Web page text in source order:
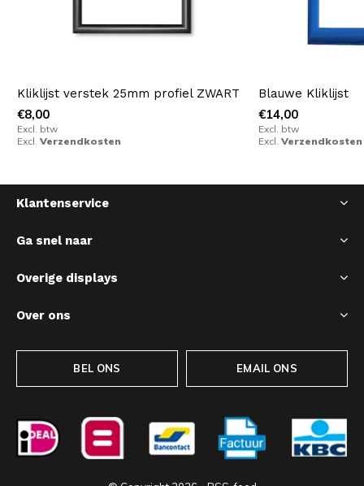
Kliklijst verstek 25mm profiel ZWART
€8,00
Excl. btw
Excl. Verzendkosten
Blauwe Kliklijst
€14,00
Excl. btw
Excl. Verzendkosten
Klantenservice
Ga snel naar
Overige displays
Over ons
BEL ONS EMAIL ONS